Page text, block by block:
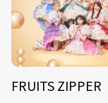
FRUITS ZIPPER